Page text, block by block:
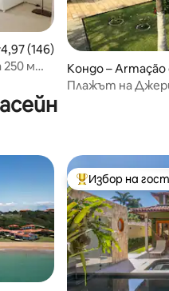
оценка: 4,97 от 5, 146
4,97 (146)
м
Кондо – Armação
s
Плажът на
Най-популярен
Избор на